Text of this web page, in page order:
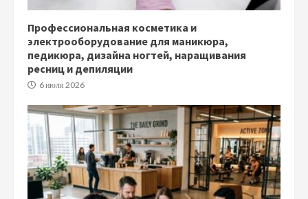
Профессиональная косметика и
электрооборудование для маникюра,
педикюра, дизайна ногтей, наращивания
ресниц и депиляции
6 июля 2026